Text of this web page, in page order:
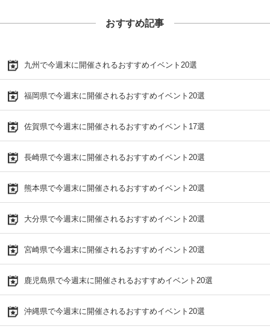
おすすめ記事
九州で今週末に開催されるおすすめイベント20選
福岡県で今週末に開催されるおすすめイベント20選
佐賀県で今週末に開催されるおすすめイベント17選
長崎県で今週末に開催されるおすすめイベント20選
熊本県で今週末に開催されるおすすめイベント20選
大分県で今週末に開催されるおすすめイベント20選
宮崎県で今週末に開催されるおすすめイベント20選
鹿児島県で今週末に開催されるおすすめイベント20選
沖縄県で今週末に開催されるおすすめイベント20選